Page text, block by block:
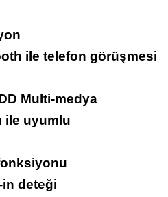
ile telefon görüşmesi
Multi-medya
ile uyumlu
in deteği